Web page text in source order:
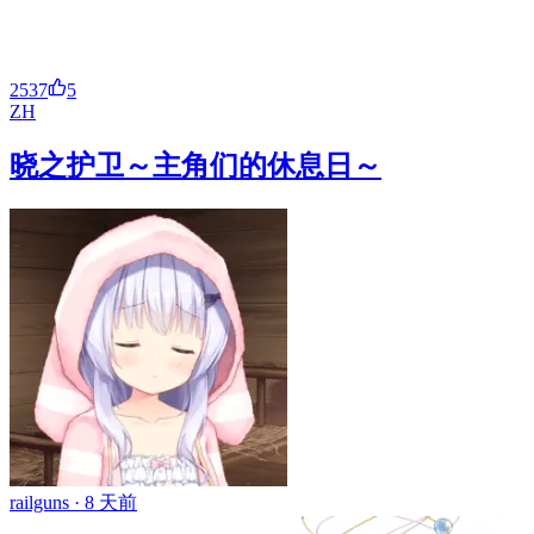
2537
5
ZH
晓之护卫～主角们的休息日～
railguns · 8 天前